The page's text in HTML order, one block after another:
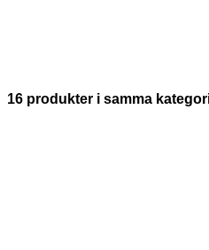
16 produkter i samma